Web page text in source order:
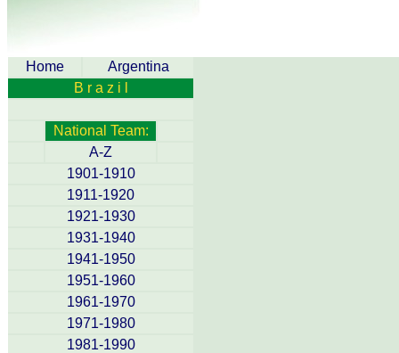
Home
Argentina
B r a z i l
National Team:
A-Z
1901-1910
1911-1920
1921-1930
1931-1940
1941-1950
1951-1960
1961-1970
1971-1980
1981-1990